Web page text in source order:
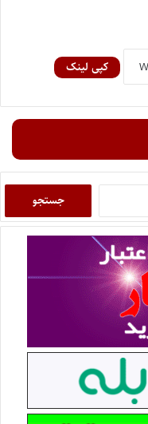
کپی لینک